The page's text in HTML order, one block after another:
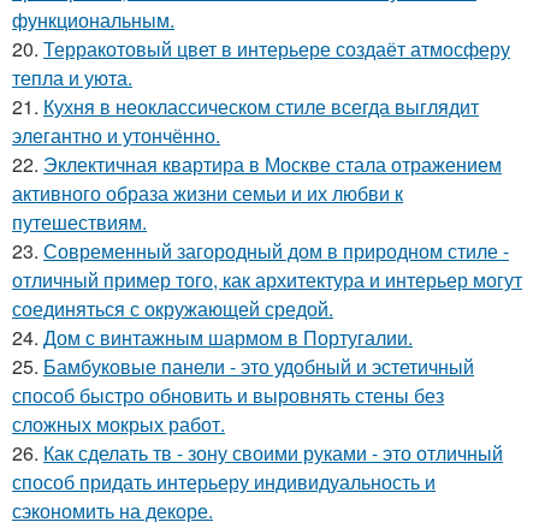
функциональным.
20. Терракотовый цвет в интерьере создаёт атмосферу
тепла и уюта.
21. Кухня в неоклассическом стиле всегда выглядит
элегантно и утончённо.
22. Эклектичная квартира в Москве стала отражением
активного образа жизни семьи и их любви к
путешествиям.
23. Современный загородный дом в природном стиле -
отличный пример того, как архитектура и интерьер могут
соединяться с окружающей средой.
24. Дом с винтажным шармом в Португалии.
25. Бамбуковые панели - это удобный и эстетичный
способ быстро обновить и выровнять стены без
сложных мокрых работ.
26. Как сделать тв - зону своими руками - это отличный
способ придать интерьеру индивидуальность и
сэкономить на декоре.